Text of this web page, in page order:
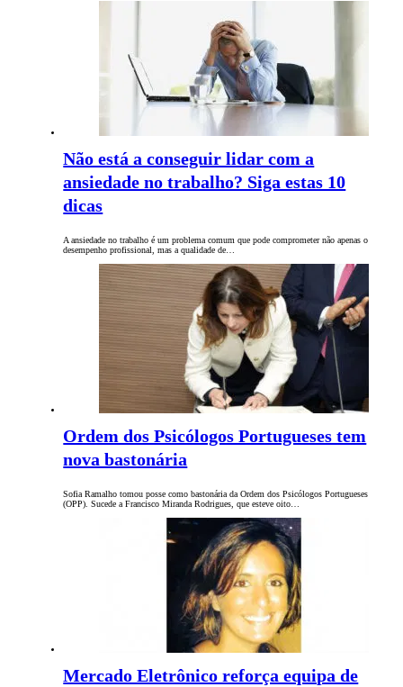
Não está a conseguir lidar com a
ansiedade no trabalho? Siga estas 10
dicas
A ansiedade no trabalho é um problema comum que pode comprometer não apenas o
desempenho profissional, mas a qualidade de…
Ordem dos Psicólogos Portugueses tem
nova bastonária
Sofia Ramalho tomou posse como bastonária da Ordem dos Psicólogos Portugueses
(OPP). Sucede a Francisco Miranda Rodrigues, que esteve oito…
Mercado Eletrônico reforça equipa de